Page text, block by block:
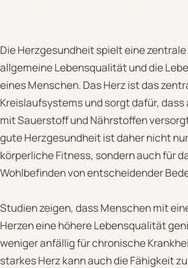
Die Herzgesundheit spielt eine zentrale
allgemeine Lebensqualität und die
eines Menschen. Das Herz ist das
Kreislaufsystems und sorgt dafür, dass
mit Sauerstoff und Nährstoffen
gute Herzgesundheit ist daher nicht
körperliche Fitness, sondern auch für
Wohlbefinden von entscheidender
Studien zeigen, dass Menschen mit
Herzen eine höhere Lebensqualität
weniger anfällig für chronische
starkes Herz kann auch die Fähigkeit